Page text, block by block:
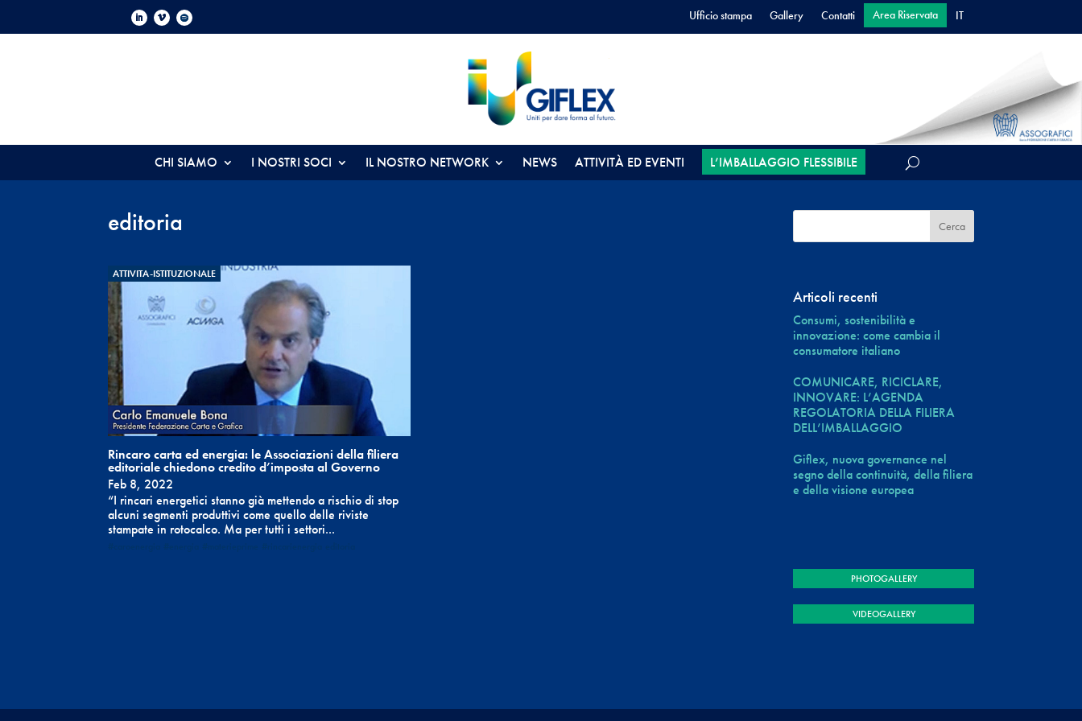
Ufficio stampa Gallery Contatti Area Riservata IT
CHI SIAMO I NOSTRI SOCI IL NOSTRO NETWORK NEWS ATTIVITÀ ED EVENTI L’IMBALLAGGIO FLESSIBILE
editoria
ATTIVITA-ISTITUZIONALE
Rincaro carta ed energia: le Associazioni della filiera
editoriale chiedono credito d’imposta al Governo
Feb 8, 2022
“I rincari energetici stanno già mettendo a rischio di stop
alcuni segmenti produttivi come quello delle riviste
stampate in rotocalco. Ma per tutti i settori...
Articoli recenti
Consumi, sostenibilità e
innovazione: come cambia il
consumatore italiano
COMUNICARE, RICICLARE,
INNOVARE: L’AGENDA
REGOLATORIA DELLA FILIERA
DELL’IMBALLAGGIO
Giflex, nuova governance nel
segno della continuità, della filiera
e della visione europea
PHOTOGALLERY
VIDEOGALLERY